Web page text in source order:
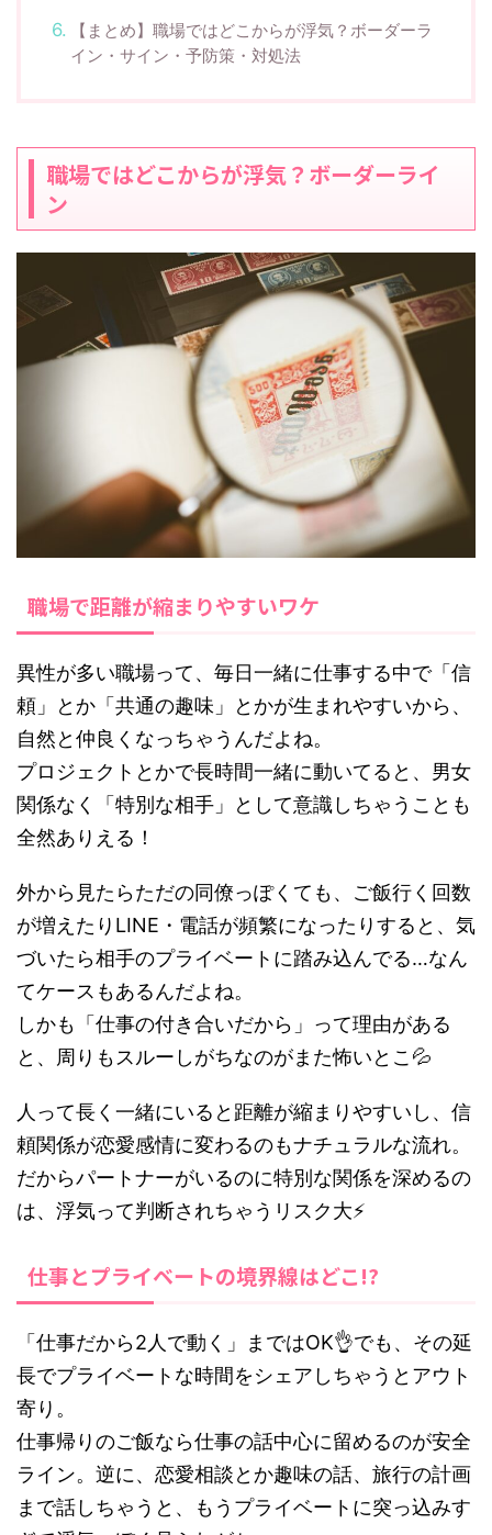
【まとめ】職場ではどこからが浮気？ボーダーラ
イン・サイン・予防策・対処法
職場ではどこからが浮気？ボーダーライ
ン
職場で距離が縮まりやすいワケ
異性が多い職場って、毎日一緒に仕事する中で「信
頼」とか「共通の趣味」とかが生まれやすいから、
自然と仲良くなっちゃうんだよね。
プロジェクトとかで長時間一緒に動いてると、男女
関係なく「特別な相手」として意識しちゃうことも
全然ありえる！
外から見たらただの同僚っぽくても、ご飯行く回数
が増えたりLINE・電話が頻繁になったりすると、気
づいたら相手のプライベートに踏み込んでる…なん
てケースもあるんだよね。
しかも「仕事の付き合いだから」って理由がある
と、周りもスルーしがちなのがまた怖いとこ💦
人って長く一緒にいると距離が縮まりやすいし、信
頼関係が恋愛感情に変わるのもナチュラルな流れ。
だからパートナーがいるのに特別な関係を深めるの
は、浮気って判断されちゃうリスク大⚡
仕事とプライベートの境界線はどこ!?
「仕事だから2人で動く」まではOK👌でも、その延
長でプライベートな時間をシェアしちゃうとアウト
寄り。
仕事帰りのご飯なら仕事の話中心に留めるのが安全
ライン。逆に、恋愛相談とか趣味の話、旅行の計画
まで話しちゃうと、もうプライベートに突っ込みす